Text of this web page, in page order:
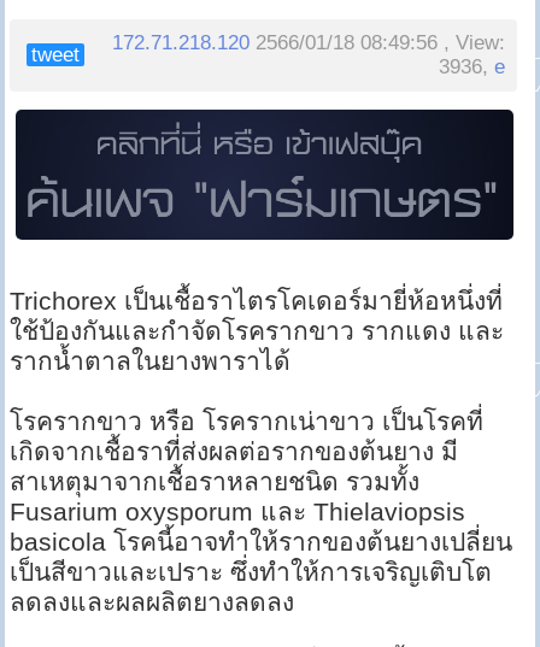
tweet
172.71.218.120 2566/01/18 08:49:56 , View:
3936,e
Trichorex เป็นเชื้อราไตรโคเดอร์มายี่ห้อหนึ่งที่
ใช้ป้องกันและกำจัดโรครากขาว รากแดง และ
รากน้ำตาลในยางพาราได้
โรครากขาว หรือ โรครากเน่าขาว เป็นโรคที่
เกิดจากเชื้อราที่ส่งผลต่อรากของต้นยาง มี
สาเหตุมาจากเชื้อราหลายชนิด รวมทั้ง
Fusarium oxysporum และ Thielaviopsis
basicola โรคนี้อาจทำให้รากของต้นยางเปลี่ยน
เป็นสีขาวและเปราะ ซึ่งทำให้การเจริญเติบโต
ลดลงและผลผลิตยางลดลง